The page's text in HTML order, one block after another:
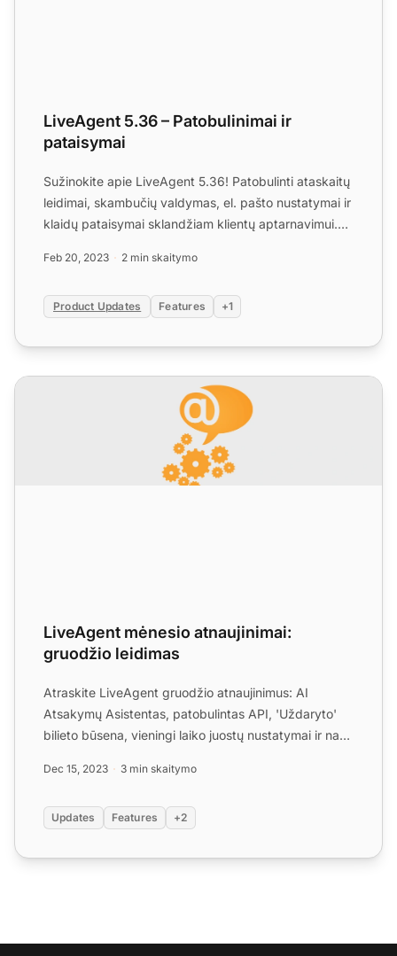
LiveAgent 5.36 – Patobulinimai ir
pataisymai
Sužinokite apie LiveAgent 5.36! Patobulinti ataskaitų
leidimai, skambučių valdymas, el. pašto nustatymai ir
klaidų pataisymai sklandžiam klientų aptarnavimui.
Feb 20, 2023 2 min skaitymo
Product Updates Features +1
LiveAgent mėnesio atnaujinimai: gruodžio leidimas
LiveAgent mėnesio atnaujinimai:
gruodžio leidimas
Atraskite LiveAgent gruodžio atnaujinimus: AI
Atsakymų Asistentas, patobulintas API, 'Uždaryto'
bilieto būsena, vieningi laiko juostų nustatymai ir nauji
Dec 15, 2023 3 min skaitymo
Updates Features +2